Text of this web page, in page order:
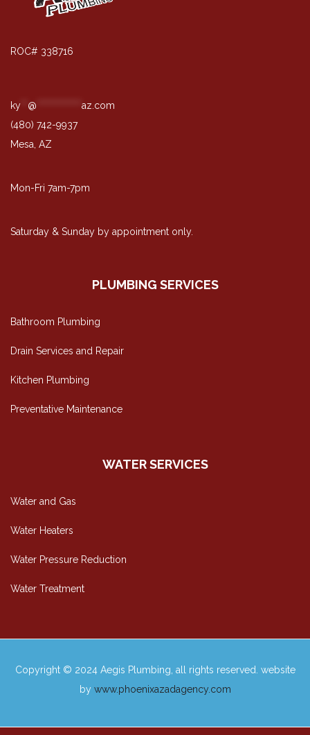
ROC# 338716
ky @
az.com
(480) 742-9937
Mesa, AZ
Mon-Fri 7am-7pm
Saturday & Sunday by appointment only.
PLUMBING SERVICES
Bathroom Plumbing
Drain Services and Repair
Kitchen Plumbing
Preventative Maintenance
WATER SERVICES
Water and Gas
Water Heaters
Water Pressure Reduction
Water Treatment
Copyright © 2024 Aegis Plumbing, all rights reserved. website
by www.phoenixazadagency.com